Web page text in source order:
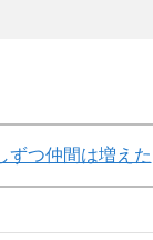
ずつ仲間は増えた